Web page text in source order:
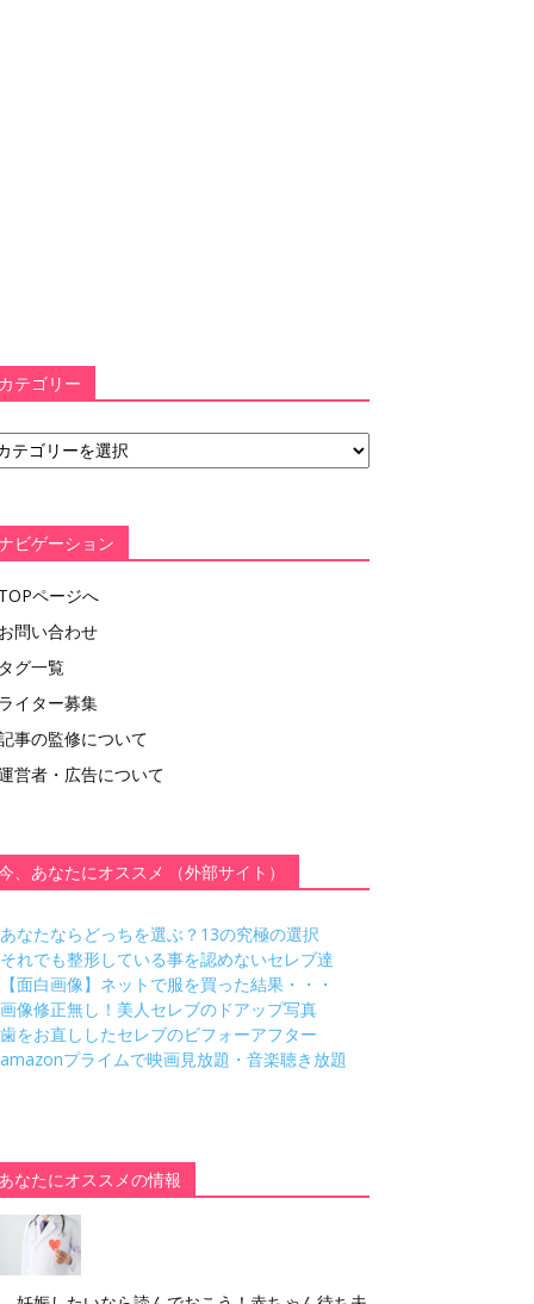
カテゴリー
ビゲーション
TOPページへ
お問い合わせ
タグ一覧
ライター募集
事の監修について
営者・広告について
、あなたにオススメ （外部サイト）
あなたならどっちを選ぶ？13の究極の選択
それでも整形している事を認めないセレブ達
【面白画像】ネットで服を買った結果・・・
画像修正無し！美人セレブのドアップ写真
歯をお直ししたセレブのビフォーアフター
amazonプライムで映画見放題・音楽聴き放題
あなたにオススメの情報